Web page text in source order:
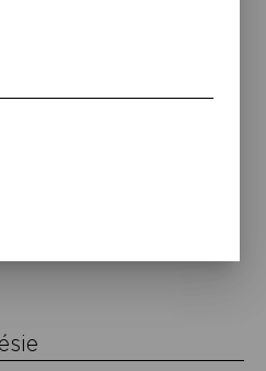
au monde, le
et des vivants.